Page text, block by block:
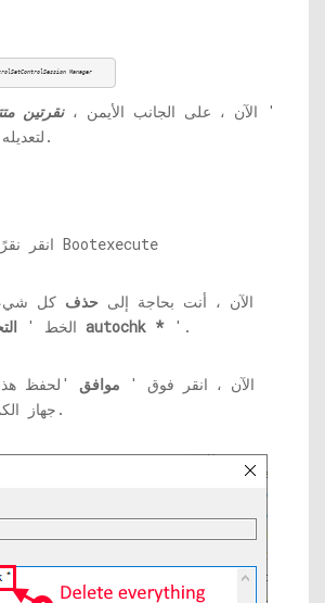
Manager
4. الآن ، على الجانب الأيمن ،نقرتين
تشغيل '
'لتعديله.
5. الآن ، أنت بحاجة إلى حذف كل
الخط ' التحقق التلقائي من autochk * '.
6. الآن ، انقر فوق ' موافق 'لحفظ هذا
جهاز الكمبيوتر الخاص بك.